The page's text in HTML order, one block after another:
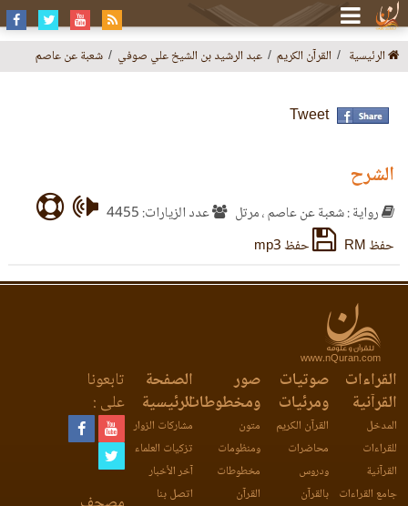
الرئيسية القرآن الكريم عبد الرشيد بن الشيخ علي صوفي شعبة عن عاصم
Tweet
الشرح
رواية : شعبة عن عاصم ، مرتل
عدد الزيارات: 4455
حفظ RM
حفظ mp3
www.nQuran.com
القراءات
القرآنية
المدخل
للقراءات
القرآنية
جامع القراءات
صوتيات
ومرئيات
القرآن الكريم
محاضرات
ودروس
بالقرآن
صور
ومخطوطات
متون
ومنظومات
مخطوطات
القرآن
الصفحة
الرئيسية
مشاركات الزوار
تزكيات العلماء
آخر الأخبار
اتصل بنا
تابعونا
على :